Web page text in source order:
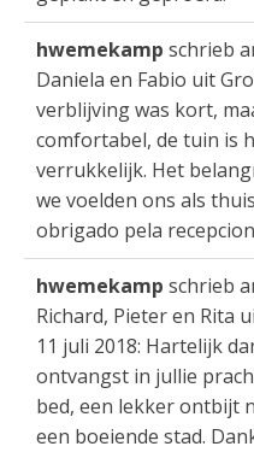
hwemekamp schrieb
Daniela en Fabio uit
verblijving was kort,
comfortabel, de tuin is
verrukkelijk. Het
we voelden ons als
obrigado pela
hwemekamp schrieb
Richard, Pieter en Rita
11 juli 2018: Hartelijk
ontvangst in jullie
bed, een lekker ontbijt
een boeiende stad.